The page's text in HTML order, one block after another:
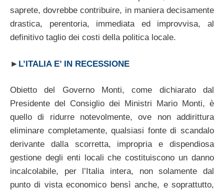
saprete, dovrebbe contribuire, in maniera decisamente
drastica, perentoria, immediata ed improvvisa, al
definitivo taglio dei costi della politica locale.
► L’ITALIA E’ IN RECESSIONE
Obietto del Governo Monti, come dichiarato dal
Presidente del Consiglio dei Ministri Mario Monti, è
quello di ridurre notevolmente, ove non addirittura
eliminare completamente, qualsiasi fonte di scandalo
derivante dalla scorretta, impropria e dispendiosa
gestione degli enti locali che costituiscono un danno
incalcolabile, per l’Italia intera, non solamente dal
punto di vista economico bensì anche, e soprattutto,